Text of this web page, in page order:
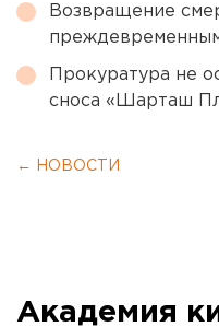
Возвращение
Прокуратура не
сноса «Шарташ
← НОВОСТИ
Академия